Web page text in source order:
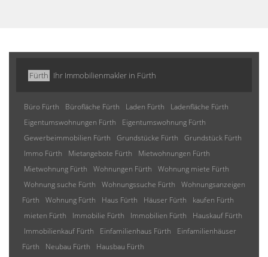
Fürth Ihr Immobilienmakler in Fürth
Büro Fürth Bürofläche Fürth Laden Fürth
Ladenfläche Fürth
Eigentumswohnungen Fürth
Eigentumswohnung Fürth
Gewerbeimmobilien Fürth
Grundstücke Fürth
Grundstück Fürth
Immo Fürth
Mietangebote Fürth
Mietwohnungen Fürth
Mietwohnung Fürth
Wohnungen Fürth
Wohnung miete Fürth
Wohnung suche Fürth
Wohnungssuche Fürth
Wohnungsanzeigen
Fürth
Wohnung Fürth Haus Fürth Häuser Fürth
kaufen Fürth
mieten Fürth
Immobilie Fürth Immobilien Fürth
Hauskauf Fürth
Immobilienkauf Fürth
Einfamilienhaus Fürth
Einfamilienhäuser
Fürth
Neubau Fürth Hausbau Fürth